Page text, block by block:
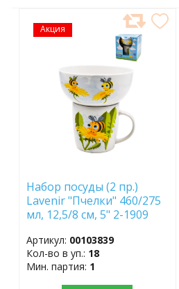
Акция
ДОБАВИТЬ
В
Набор посуды (2 пр.)
Lavenir "Пчелки" 460/275
мл, 12,5/8 см, 5" 2-1909
Артикул: 00103839
Кол-во в уп.: 18
Мин. партия: 1